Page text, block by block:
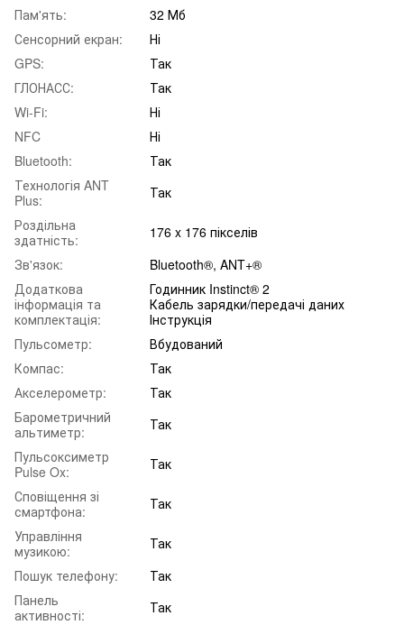
Пам'ять:
32 Мб
Сенсорний екран:
Ні
GPS:
Так
ГЛОНАСС:
Так
Wi-Fi:
Ні
NFC
Ні
Bluetooth:
Так
Технологія ANT
Plus:
Так
Роздільна
здатність:
176 x 176 пікселів
Зв'язок:
Bluetooth®, ANT+®
Додаткова
інформація та
комплектація:
Годинник Instinct® 2
Кабель зарядки/передачі даних
Інструкція
Пульсометр:
Вбудований
Компас:
Так
Акселерометр:
Так
Барометричний
альтиметр:
Так
Пульсоксиметр
Pulse Ox:
Так
Сповіщення зі
смартфона:
Так
Управління
музикою:
Так
Пошук телефону:
Так
Панель
активності:
Так